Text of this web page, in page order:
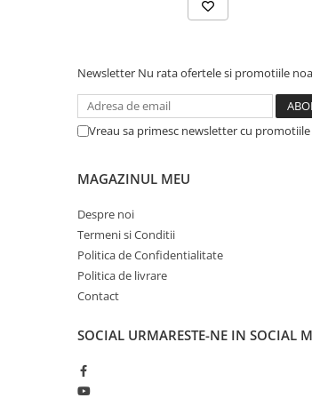
Newsletter Nu rata ofertele si promotiile
Vreau sa primesc newsletter cu
MAGAZINUL MEU
Despre noi
Termeni si Conditii
Politica de Confidentialitate
Politica de livrare
Contact
SOCIAL URMARESTE-NE IN SOCIAL